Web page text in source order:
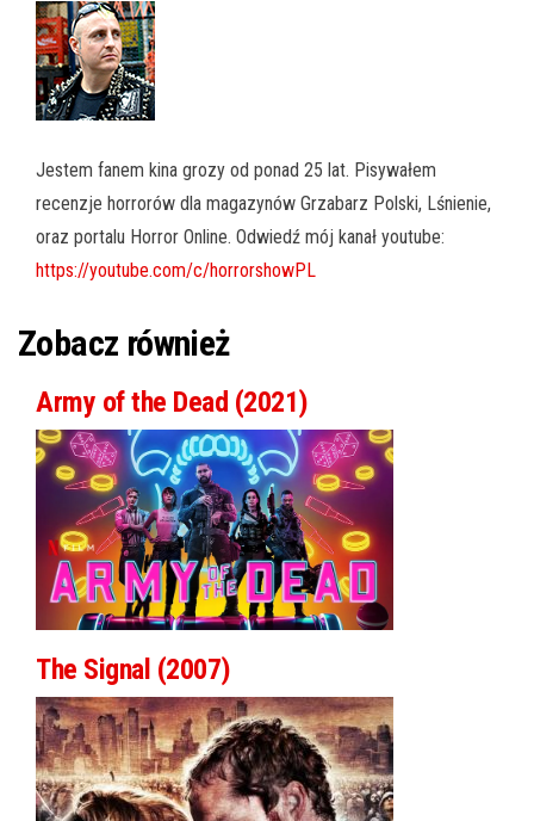
Jestem fanem kina grozy od ponad 25 lat. Pisywałem
recenzje horrorów dla magazynów Grzabarz Polski, Lśnienie,
oraz portalu Horror Online. Odwiedź mój kanał youtube:
https://youtube.com/c/horrorshowPL
Zobacz również
Army of the Dead (2021)
The Signal (2007)